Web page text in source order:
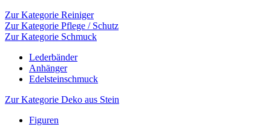
Zur Kategorie Reiniger
Zur Kategorie Pflege / Schutz
Zur Kategorie Schmuck
Lederbänder
Anhänger
Edelsteinschmuck
Zur Kategorie Deko aus Stein
Figuren